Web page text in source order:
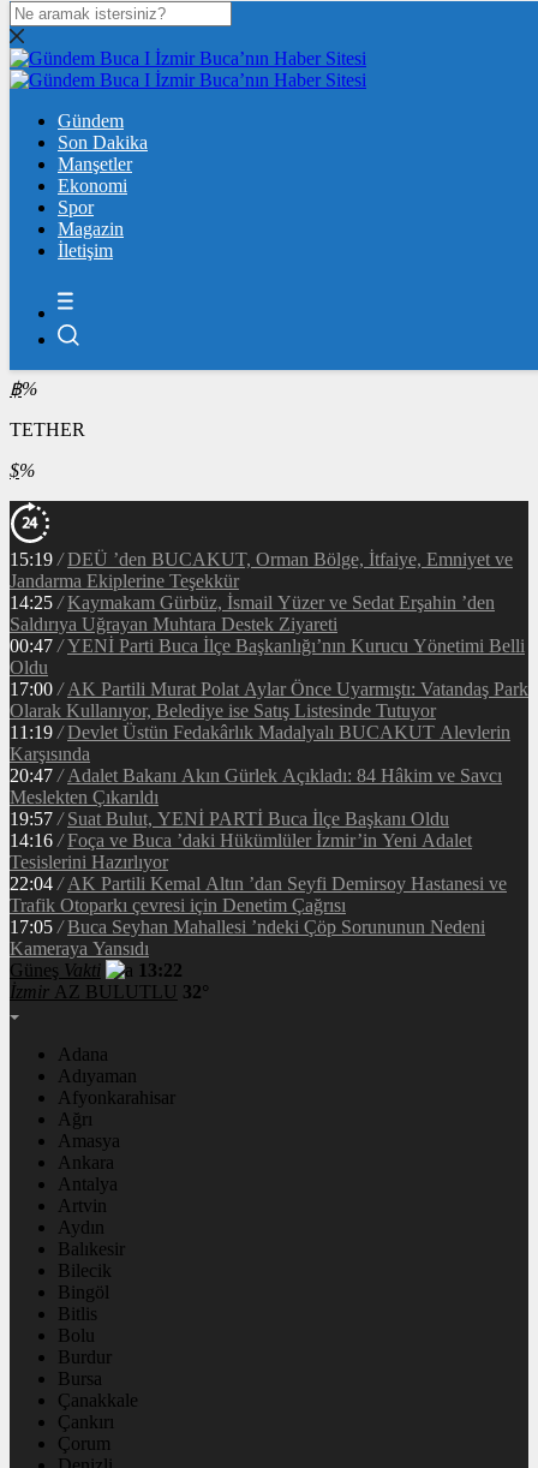
DOLAR
47,6011$% 0.06
55,0855€% 0.13
ÇEYREK ALTIN
10.608,00%0,41
BİST100
13.703,13
BİTCOİN
฿%
TETHER
$%
Gündem
Son Dakika
Manşetler
Ekonomi
Spor
Magazin
İletişim
15:19 / DEÜ ’den BUCAKUT, Orman Bölge, İtfaiye, Emniyet ve
Jandarma Ekiplerine Teşekkür
14:25 / Kaymakam Gürbüz, İsmail Yüzer ve Sedat Erşahin ’den
Saldırıya Uğrayan Muhtara Destek Ziyareti
00:47 / YENİ Parti Buca İlçe Başkanlığı’nın Kurucu Yönetimi Belli
Oldu
17:00 / AK Partili Murat Polat Aylar Önce Uyarmıştı: Vatandaş Park
Olarak Kullanıyor, Belediye ise Satış Listesinde Tutuyor
11:19 / Devlet Üstün Fedakârlık Madalyalı BUCAKUT Alevlerin
Karşısında
20:47 / Adalet Bakanı Akın Gürlek Açıkladı: 84 Hâkim ve Savcı
Meslekten Çıkarıldı
19:57 / Suat Bulut, YENİ PARTİ Buca İlçe Başkanı Oldu
14:16 / Foça ve Buca ’daki Hükümlüler İzmir’in Yeni Adalet
Tesislerini Hazırlıyor
22:04 / AK Partili Kemal Altın ’dan Seyfi Demirsoy Hastanesi ve
Trafik Otoparkı çevresi için Denetim Çağrısı
17:05 / Buca Seyhan Mahallesi ’ndeki Çöp Sorununun Nedeni
Kameraya Yansıdı
Güneş Vakti
13:22
İzmir AZ BULUTLU 32°
Adana
Adıyaman
Afyonkarahisar
Ağrı
Amasya
Ankara
Antalya
Artvin
Aydın
Balıkesir
Bilecik
Bingöl
Bitlis
Bolu
Burdur
Bursa
Çanakkale
Çankırı
Çorum